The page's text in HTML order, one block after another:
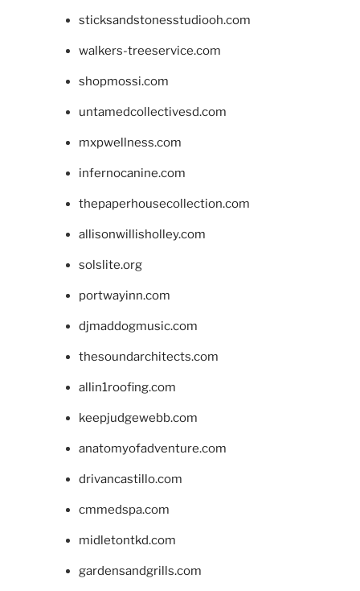
sticksandstonesstudiooh.com
walkers-treeservice.com
shopmossi.com
untamedcollectivesd.com
mxpwellness.com
infernocanine.com
thepaperhousecollection.com
allisonwillisholley.com
solslite.org
portwayinn.com
djmaddogmusic.com
thesoundarchitects.com
allin1roofing.com
keepjudgewebb.com
anatomyofadventure.com
drivancastillo.com
cmmedspa.com
midletontkd.com
gardensandgrills.com